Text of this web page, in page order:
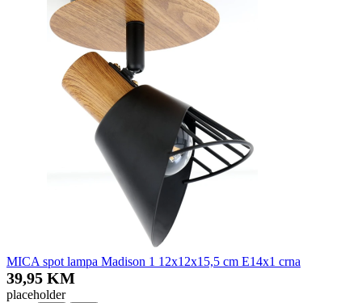
MICA spot lampa Madison 1 12x12x15,5 cm E14x1 crna
39,95 KM
placeholder